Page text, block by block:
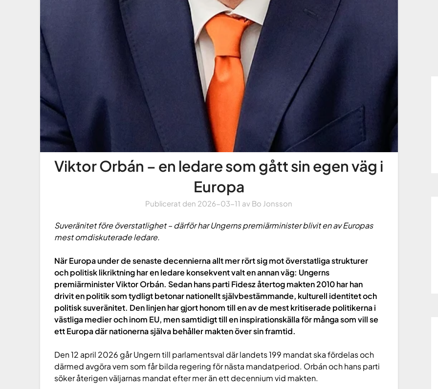
Viktor Orbán – en ledare som gått sin egen väg i
Europa
Publicerat den 2026-03-11 av Bo Jonsson
Suveränitet före överstatlighet – därför har Ungerns premiärminister blivit en av Europas
mest omdiskuterade ledare.
När Europa under de senaste decennierna allt mer rört sig mot överstatliga strukturer
och politisk likriktning har en ledare konsekvent valt en annan väg: Ungerns
premiärminister Viktor Orbán. Sedan hans parti Fidesz återtog makten 2010 har han
drivit en politik som tydligt betonar nationellt självbestämmande, kulturell identitet och
politisk suveränitet. Den linjen har gjort honom till en av de mest kritiserade politikerna i
västliga medier och inom EU, men samtidigt till en inspirationskälla för många som vill se
ett Europa där nationerna själva behåller makten över sin framtid.
Den 12 april 2026 går Ungern till parlamentsval där landets 199 mandat ska fördelas och
därmed avgöra vem som får bilda regering för nästa mandatperiod. Orbán och hans parti
söker återigen väljarnas mandat efter mer än ett decennium vid makten.